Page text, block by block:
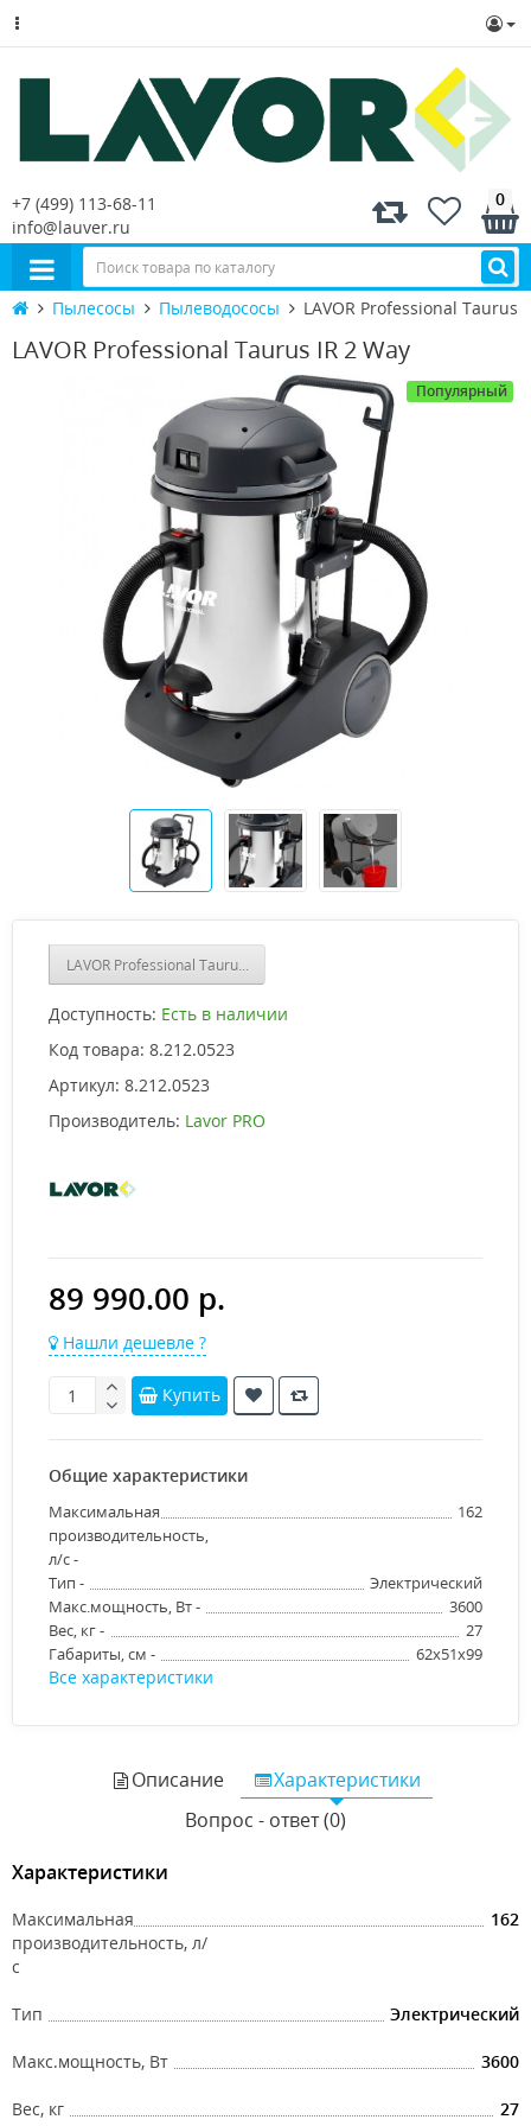
+7 (499) 113-68-11
info@lauver.ru
0
Пылесосы Пылеводососы LAVOR Professional Taurus
LAVOR Professional Taurus IR 2 Way
Популярный
LAVOR Professional Taurus IR
Доступность: Есть в наличии
Код товара: 8.212.0523
Артикул: 8.212.0523
Производитель: Lavor PRO
89 990.00 р.
Нашли дешевле ?
Купить
Общие характеристики
Максимальная
производительность,
л/с -
162
Тип -
Электрический
Макс.мощность, Вт -
3600
Вес, кг -
27
Габариты, см -
62x51x99
Все характеристики
Описание
Характеристики
Вопрос - ответ (0)
Характеристики
Максимальная
производительность, л/
с
162
Тип Электрический
Макс.мощность, Вт 3600
Вес, кг 27